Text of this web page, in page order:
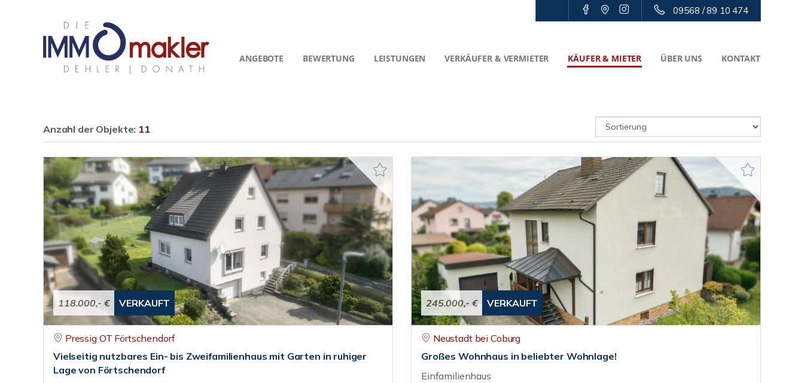
09568 / 89 10 474
ANGEBOTE BEWERTUNG LEISTUNGEN VERKÄUFER & VERMIETER KÄUFER & MIETER ÜBER UNS KONTAKT
Anzahl der Objekte: 11
118.000,- € VERKAUFT
Pressig OT Förtschendorf
Vielseitig nutzbares Ein- bis Zweifamilienhaus mit Garten in ruhiger
Lage von Förtschendorf
245.000,- € VERKAUFT
Neustadt bei Coburg
Großes Wohnhaus in beliebter Wohnlage!
Einfamilienhaus